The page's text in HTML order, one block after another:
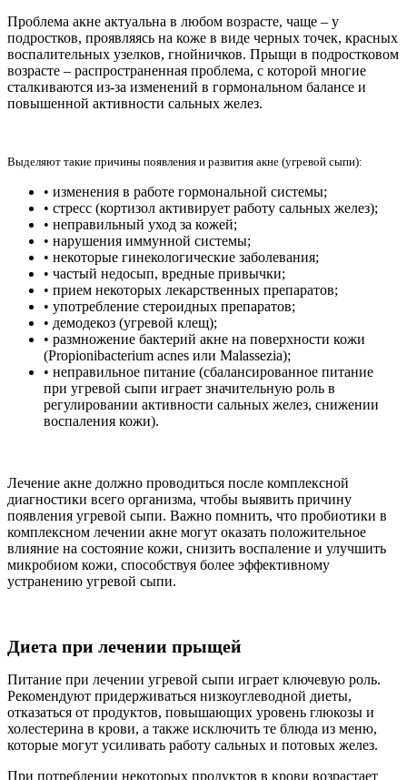
Проблема акне актуальна в любом возрасте, чаще – у
подростков, проявляясь на коже в виде черных точек, красных
воспалительных узелков, гнойничков. Прыщи в подростковом
возрасте – распространенная проблема, с которой многие
сталкиваются из-за изменений в гормональном балансе и
повышенной активности сальных желез.
Выделяют такие причины появления и развития акне (угревой сыпи):
• изменения в работе гормональной системы;
• стресс (кортизол активирует работу сальных желез);
• неправильный уход за кожей;
• нарушения иммунной системы;
• некоторые гинекологические заболевания;
• частый недосып, вредные привычки;
• прием некоторых лекарственных препаратов;
• употребление стероидных препаратов;
• демодекоз (угревой клещ);
• размножение бактерий акне на поверхности кожи
(Propionibacterium acnes или Malassezia);
• неправильное питание (сбалансированное питание
при угревой сыпи играет значительную роль в
регулировании активности сальных желез, снижении
воспаления кожи).
Лечение акне должно проводиться после комплексной
диагностики всего организма, чтобы выявить причину
появления угревой сыпи. Важно помнить, что пробиотики в
комплексном лечении акне могут оказать положительное
влияние на состояние кожи, снизить воспаление и улучшить
микробиом кожи, способствуя более эффективному
устранению угревой сыпи.
Диета при лечении прыщей
Питание при лечении угревой сыпи играет ключевую роль.
Рекомендуют придерживаться низкоуглеводной диеты,
отказаться от продуктов, повышающих уровень глюкозы и
холестерина в крови, а также исключить те блюда из меню,
которые могут усиливать работу сальных и потовых желез.
При потреблении некоторых продуктов в крови возрастает